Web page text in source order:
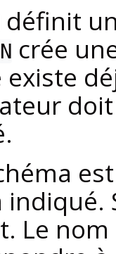
définit
crée
existe
Le